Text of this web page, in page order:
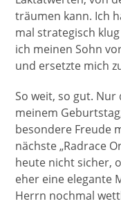
träumen kann. Ich
mal strategisch
ich meinen Sohn
und ersetzte mich
So weit, so gut. Nur
meinem
besondere Freude
nächste „Radrace
heute nicht sicher,
eher eine elegante
Herrn nochmal